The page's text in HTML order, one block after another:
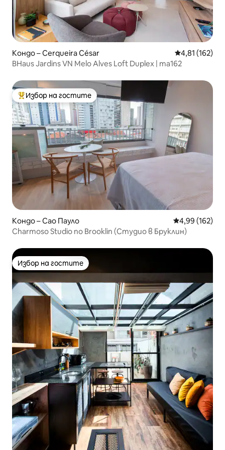
Кондо – Cerqueira César Средна
4,81 (162)
BHaus Jardins VN Melo Alves Loft Duplex | ma162
Най-популярен избор на гостите
Избор на гостите
Кондо – Сао Пауло Средна
4,99 (162)
Charmoso Studio no Brooklin (Студио в Бруклин)
Избор на гостите
Избор на гостите